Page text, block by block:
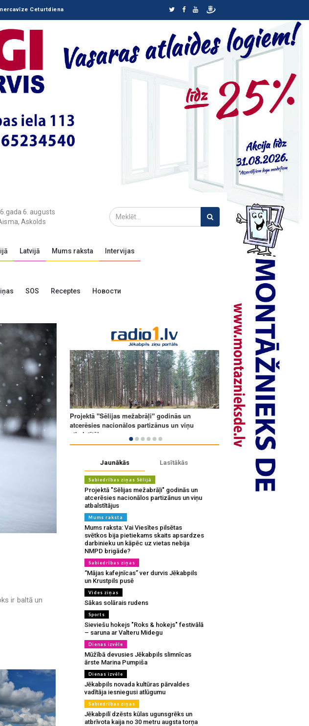
Ceturtdiena
6. augusts
Askolds
Latvijā Mums raksta Intervijas
SOS Receptes Новости
ir baltā un
Jaunākās Lasītākās
Sabiedrības ziņas Sēlijā
Projektā "Sēlijas mežabrāļi" godinās un
atcerēsies nacionālos partizānus un viņu
atbalstītājus
Mums raksta
Mums raksta: Vai Viesītes pilsētas
svētkos bija pietiekams skaits apsardzes
darbinieku un kāpēc uz vietas nebija
NMPD brigāde?
Sabiedrības ziņas
“Mājas kafejnīcas” ver durvis Jēkabpils
un Krustpils pusē
Vides ziņas
Sākas solārais rudens
Sports
Sieviešu hokejs "Roks & hokejs" festivālā
– saruna ar Valteru Midegu
Dienas izvēle
Mūžībā devusies Jēkabpils slimnīcas
ārste Marina Pumpiša
Dienas izvēle
Jēkabpils novada kultūras pārvaldes
vadītāja iesniegusi atlūgumu
Sabiedrības ziņas
Jēkabpilī dzēsts kūlas ugunsgrēks un
atbrīvota kaija no 30 metru augsta torņa